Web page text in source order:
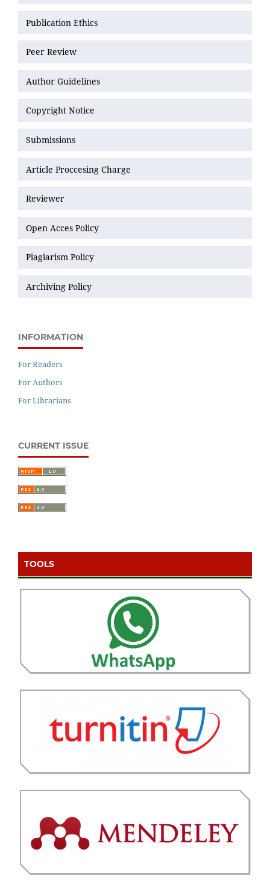
Publication Ethics
Peer Review
Author Guidelines
Copyright Notice
Submissions
Article Proccesing Charge
Reviewer
Open Acces Policy
Plagiarism Policy
Archiving Policy
INFORMATION
For Readers
For Authors
For Librarians
CURRENT ISSUE
TOOLS